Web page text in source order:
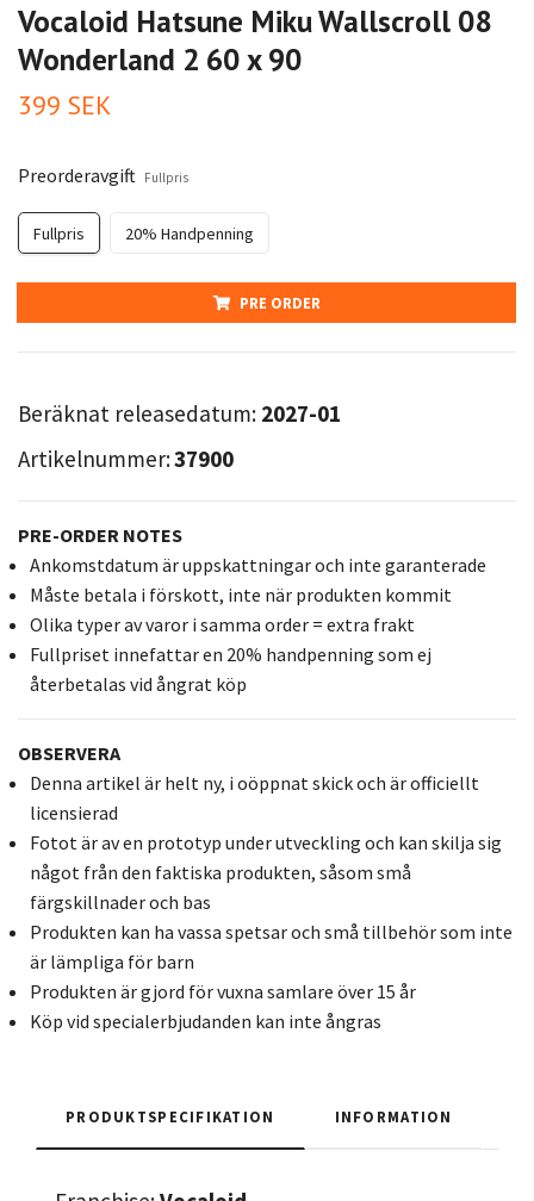
Vocaloid Hatsune Miku Wallscroll 08
Wonderland 2 60 x 90
399 SEK
Preorderavgift Fullpris
Fullpris 20% Handpenning
PRE ORDER
Beräknat releasedatum: 2027-01
Artikelnummer:37900
PRE-ORDER NOTES
Ankomstdatum är uppskattningar och inte garanterade
Måste betala i förskott, inte när produkten kommit
Olika typer av varor i samma order = extra frakt
Fullpriset innefattar en 20% handpenning som ej
återbetalas vid ångrat köp
OBSERVERA
Denna artikel är helt ny, i oöppnat skick och är officiellt
licensierad
Fotot är av en prototyp under utveckling och kan skilja sig
något från den faktiska produkten, såsom små
färgskillnader och bas
Produkten kan ha vassa spetsar och små tillbehör som inte
är lämpliga för barn
Produkten är gjord för vuxna samlare över 15 år
Köp vid specialerbjudanden kan inte ångras
PRODUKTSPECIFIKATION INFORMATION